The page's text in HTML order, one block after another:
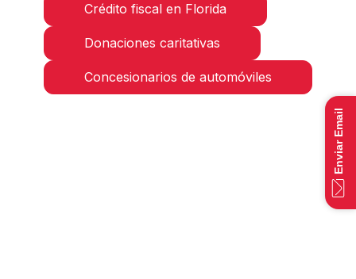
Crédito fiscal en Florida
Donaciones caritativas
Concesionarios de automóviles
Enviar Email